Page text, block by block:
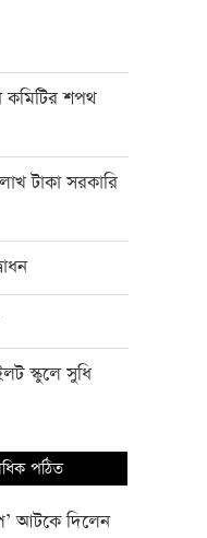
কমিটির শপথ
টাকা সরকারি
স্কুলে সুধি
পঠিত
আটকে দিলেন